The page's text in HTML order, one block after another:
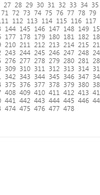
27 28 29 30 31 32 33 34 35
71 72 73 74 75 76 77 78 79
112 113 114 115 116 117
144 145 146 147 148 149
177 178 179 180 181 182
210 211 212 213 214 215
243 244 245 246 247 248
276 277 278 279 280 281
309 310 311 312 313 314
342 343 344 345 346 347
375 376 377 378 379 380
408 409 410 411 412 413
441 442 443 444 445 446
474 475 476 477 478